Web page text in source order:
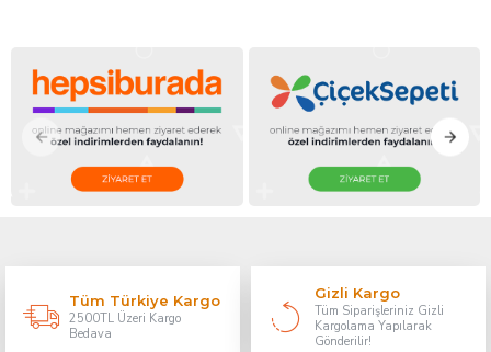
Tüm Türkiye Kargo
2500TL Üzeri Kargo
Bedava
Gizli Kargo
Tüm Siparişleriniz Gizli
Kargolama Yapılarak
Gönderilir!